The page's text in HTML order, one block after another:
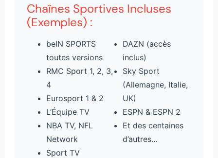
Chaînes Sportives Incluses
(Exemples) :
beIN SPORTS
toutes versions
RMC Sport 1, 2, 3,
4
Eurosport 1 & 2
L’Équipe TV
NBA TV, NFL
Network
Sport TV
DAZN (accès
inclus)
Sky Sport
(Allemagne, Italie,
UK)
ESPN & ESPN 2
Et des centaines
d’autres…